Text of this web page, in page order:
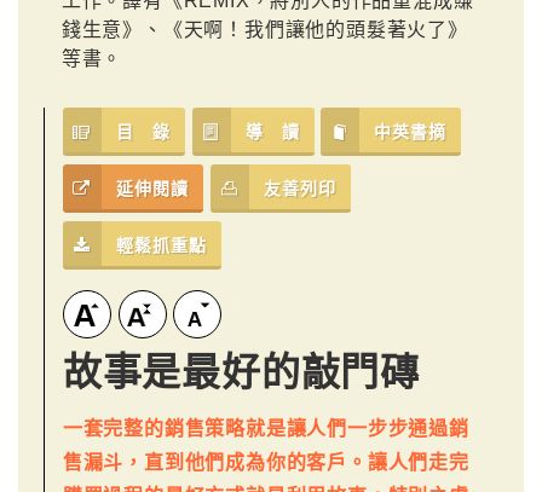
錢生意》、《天啊！我們讓他的頭髮著火了》
等書。
目 錄 導 讀 中英書摘
延伸閱讀 友善列印
輕鬆抓重點
故事是最好的敲門磚
一套完整的銷售策略就是讓人們一步步通過銷
售漏斗，直到他們成為你的客戶。讓人們走完